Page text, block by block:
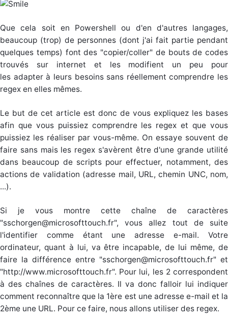
Que cela soit en Powershell ou d'en d'autres langages,
beaucoup (trop) de personnes (dont j'ai fait partie pendant
quelques temps) font des "copier/coller" de bouts de codes
trouvés sur internet et les modifient un peu pour
les adapter à leurs besoins sans réellement comprendre les
regex en elles mêmes.
Le but de cet article est donc de vous expliquez les bases
afin que vous puissiez comprendre les regex et que vous
puissiez les réaliser par vous-même. On essaye souvent de
faire sans mais les regex s'avèrent être d'une grande utilité
dans beaucoup de scripts pour effectuer, notamment, des
actions de validation (adresse mail, URL, chemin UNC, nom,
...).
Si je vous montre cette chaîne de caractères
"sschorgen@microsofttouch.fr", vous allez tout de suite
l'identifier comme étant une adresse e-mail. Votre
ordinateur, quant à lui, va être incapable, de lui même, de
faire la différence entre "sschorgen@microsofttouch.fr" et
"http://www.microsofttouch.fr". Pour lui, les 2 correspondent
à des chaînes de caractères. Il va donc falloir lui indiquer
comment reconnaître que la 1ère est une adresse e-mail et la
2ème une URL. Pour ce faire, nous allons utiliser des regex.